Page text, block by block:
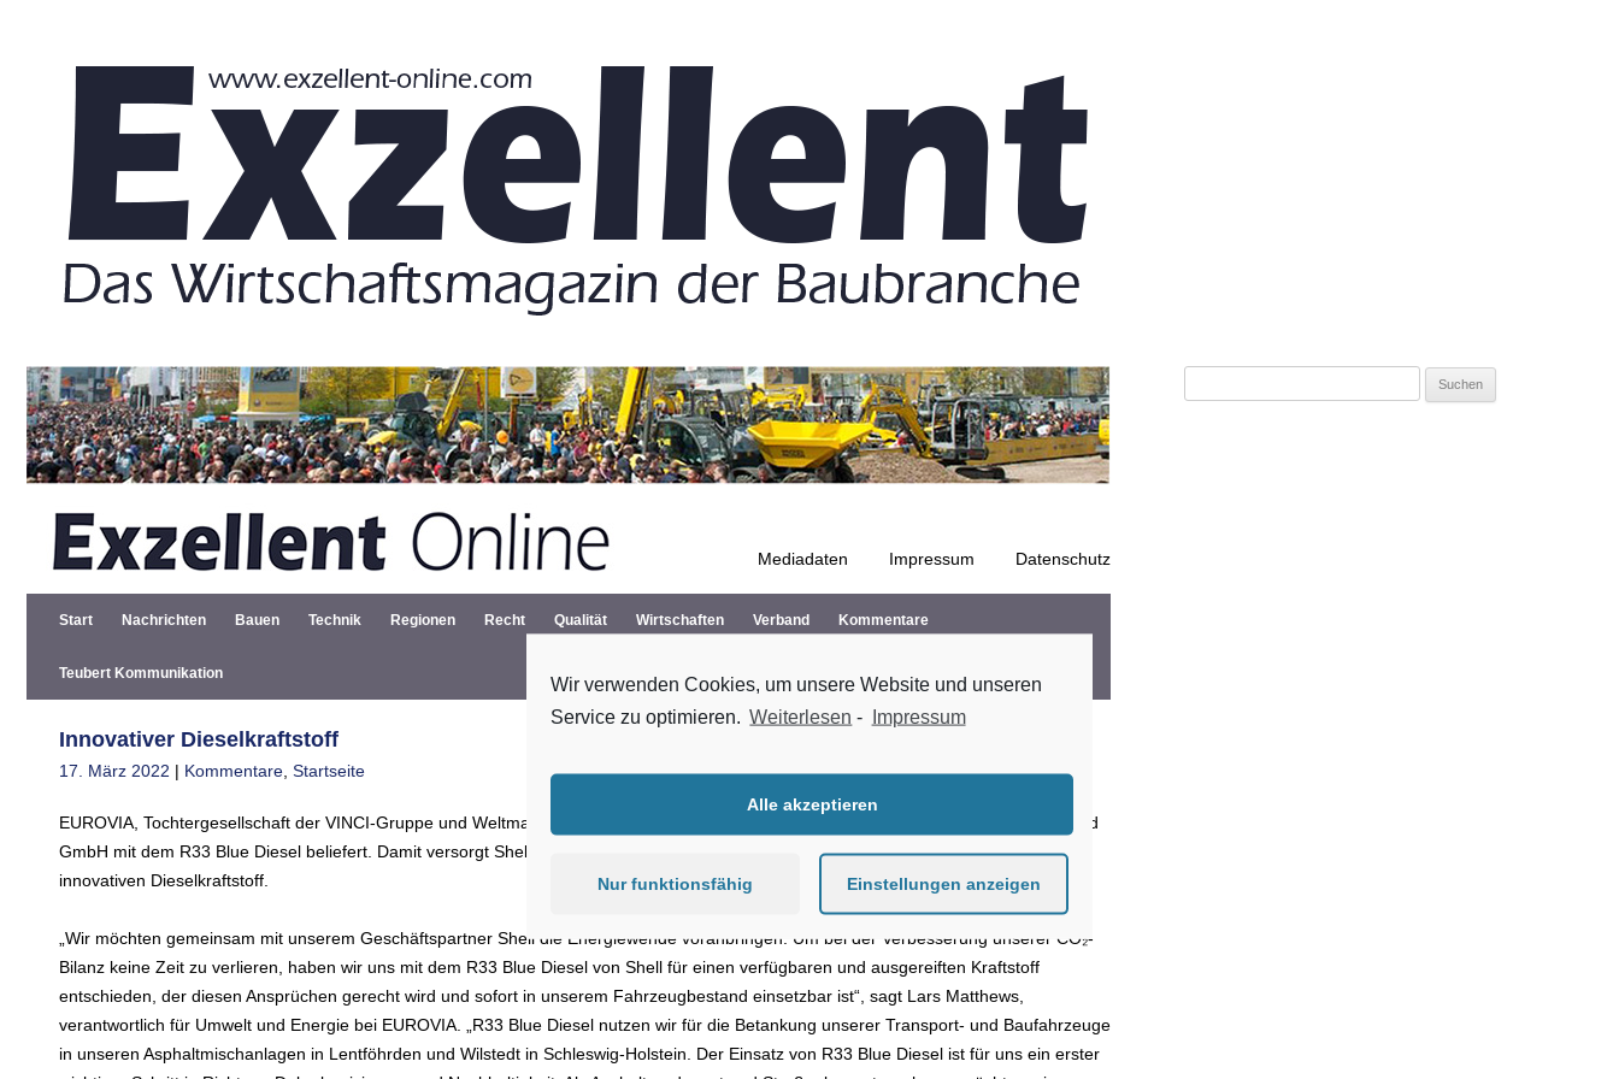
Mediadaten Impressum Datenschutz
Zum Inhalt springen
Start Nachrichten Bauen Technik Regionen Recht Qualität Wirtschaften Verband Kommentare
Teubert Kommunikation
Innovativer Dieselkraftstoff
17. März 2022 | Kommentare Startseite
EUROVIA, Tochtergesellschaft der VINCI-Gruppe und Weltmarktführer im Verkehrswegebau, wird seit kurzem von der Shell Deutschland
GmbH mit dem R33 Blue Diesel beliefert. Damit versorgt Shell erstmalig ein Straßenbau- und Infrastrukturunternehmen mit dem
innovativen Dieselkraftstoff.
„Wir möchten gemeinsam mit unserem Geschäftspartner Shell die Energiewende voranbringen. Um bei der Verbesserung unserer CO₂-
Bilanz keine Zeit zu verlieren, haben wir uns mit dem R33 Blue Diesel von Shell für einen verfügbaren und ausgereiften Kraftstoff
entschieden, der diesen Ansprüchen gerecht wird und sofort in unserem Fahrzeugbestand einsetzbar ist“, sagt Lars Matthews,
verantwortlich für Umwelt und Energie bei EUROVIA. „R33 Blue Diesel nutzen wir für die Betankung unserer Transport- und Baufahrzeuge
in unseren Asphaltmischanlagen in Lentföhrden und Wilstedt in Schleswig-Holstein. Der Einsatz von R33 Blue Diesel ist für uns ein erster
Wir verwenden Cookies, um unsere Website und unseren
Service zu optimieren. Weiterlesen - Impressum
Alle akzeptieren
Nur funktionsfähig Einstellungen anzeigen